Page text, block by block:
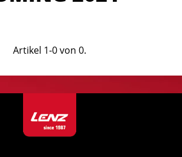
Artikel 1-0 von 0.
& HYGIENE
Textilien und Handschuhe